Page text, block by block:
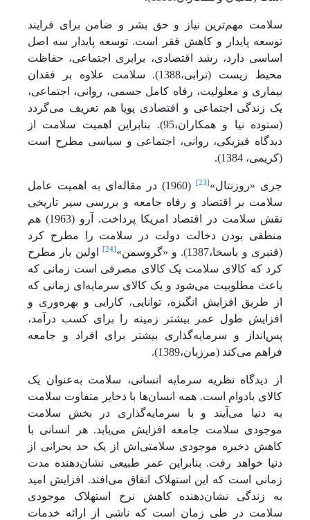
سلامت مهم‌ترین نیاز و حق بشر و ضامن برای فرایند
توسعه پایدار و کاهش فقر است. توسعه پایدار سه اصل
اساسی دارد، رشد اقتصادی، برابری اجتماعی، حفاظت
محیط زیست (ترابی،1388). سلامت علاوه بر فقدان
بیماری و معلولیت، رفاه کامل جسمی، روانی، اجتماعی،
یک زندگی اجتماعی و اقتصادی پویا هم تعریف می‌گردد
(ستوده نیا و همکاران،95). بنابراین اهمیت سلامت از
دیدگاه فیزیکی، روانی، اجتماعی و سیاسی مطرح است
(کریمی، 1384).
جری «روزنتال» [23]
(1960) در مقاله‌ای به اهمیت عامل
سلامت بر اقتصاد و رفاه جامعه و بررسی سیر تاریخی
نقش سلامت در اقتصاد امریکا پرداخت. آرو (1963) هم
منطقی بودن دخالت دولت در سلامت را مطرح کرد
(قنبری و باسخا،1387). و «گروسمن»
[24]
اولین بار مطرح
کرد که کالای سلامت یک کالای مصرفی است زمانی که
باعث مطلوبیت می‌شود و یک کالای سرمایه‌ای زمانی که
از طریق افزایش انگیزه، توانایی، کارایی و بهره‌وری و
افزایش طول عمر بیشتر زمینه را برای کسب درآمد،
پس‌انداز و سرمایه‌گذاری بیشتر برای افراد و جامعه
فراهم می‌کند (مرزبان،1389).
از دیدگاه نظریه سرمایه انسانی، سلامت به‌عنوان یک
کالای بادوام است. همه انسان‌ها با ذخایر متفاوت سلامت
به دنیا می‌آیند و با سرمایه‌گذاری در بخش سلامت
موجودی سلامت جامعه افزایش می‌یابد. هر انسانی با
کاهش ذخیره موجودی سلامتی‌اش از یک حد بحرانی از
دنیا خواهد رفت. بنابراین عمر طبیعی نشان‌دهنده مدت
زمانی است که این استهلاک اتفاق می‌افتد. افزایش امید
به زندگی نشان‌دهنده کاهش نرخ استهلاک موجودی
سلامت در طی زمان است که ناشی از ارائه خدمات